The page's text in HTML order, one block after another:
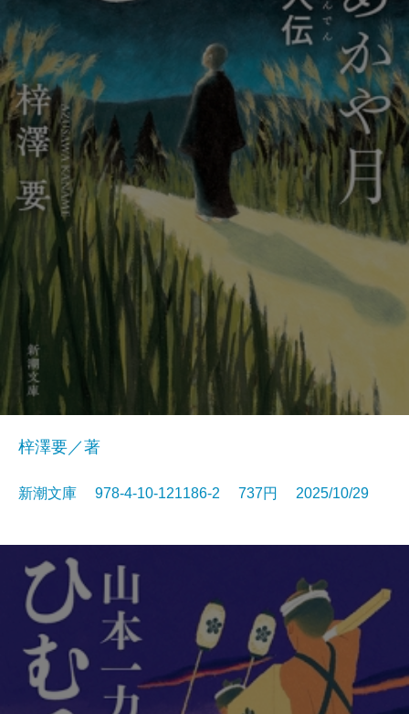
梓澤要／著
新潮文庫 978-4-10-121186-2 737円 2025/10/29